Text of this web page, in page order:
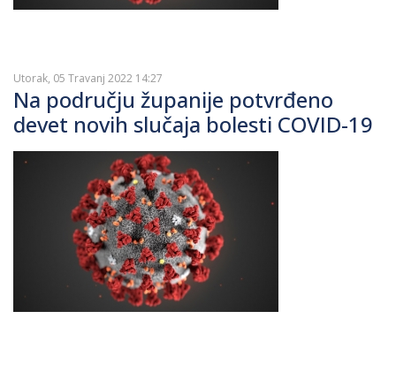
Utorak, 05 Travanj 2022 14:27
Na području županije potvrđeno
devet novih slučaja bolesti COVID-19